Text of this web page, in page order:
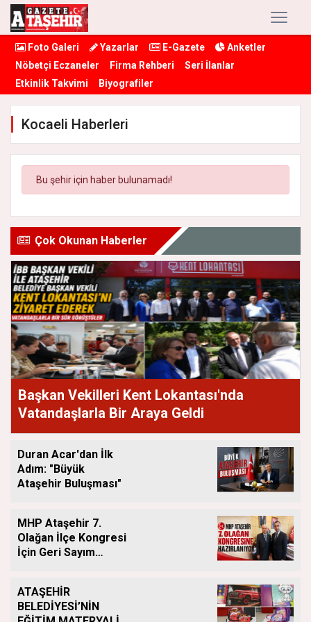
Foto Galeri Yazarlar E-Gazete
Anketler
Nöbetçi Eczaneler
Firma Rehberi
Seri İlanlar
Etkinlik Takvimi
Biyografiler
Kocaeli Haberleri
Bu şehir için haber bulunamadı!
Çok Okunan Haberler
Başkan Vekilleri Kent Lokantası'nda
Vatandaşlarla Bir Araya Geldi
Duran Acar'dan İlk
Adım: "Büyük
Ataşehir Buluşması"
MHP Ataşehir 7.
Olağan İlçe Kongresi
İçin Geri Sayım
ATAŞEHİR
BELEDİYESİ’NİN